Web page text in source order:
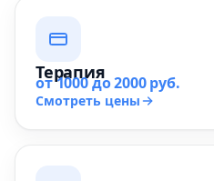
Терапия
от 1000 до 2000 руб.
Смотреть цены